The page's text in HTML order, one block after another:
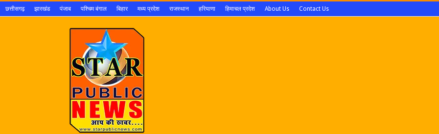
छत्तीसगढ़ झारखंड पंजाब पश्चिम बंगाल बिहार मध्य प्रदेश राजस्थान हरियाणा हिमाचल प्रदेश About Us Contact Us